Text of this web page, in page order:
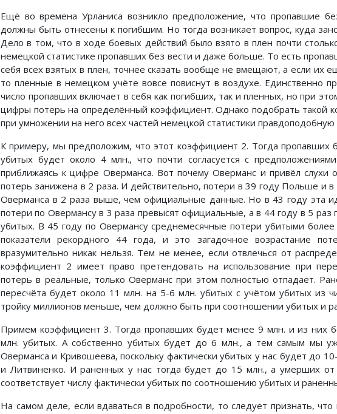
Ещё во времена Урланиса возникло предположение, что пропавшие
должны быть отнесены к погибшим. Но тогда возникает вопрос, куда
Дело в том, что в ходе боевых действий было взято в плен почти
немецкой статистике пропавших без вести и даже больше. То есть
себя всех взятых в плен, точнее сказать вообще не вмещают, а если их
то пленные в немецком учёте вовсе повиснут в воздухе. Единственно
число пропавших включает в себя как погибших, так и пленных, но при
цифры потерь на определённый коэффициент. Однако подобрать такой
при умножении на него всех частей немецкой статистики
К примеру, мы предположим, что этот коэффициент 2. Тогда пропавших
убитых будет около 4 млн., что почти согласуется с
приближаясь к цифре Оверманса. Вот почему Оверманс и привёл слухи
потерь занижена в 2 раза. И действительно, потери в 39 году Польше и
Оверманса в 2 раза выше, чем официальные данные. Но в 43 году эта
потери по Овермансу в 3 раза превысят официальные, а в 44 году в 5 раз
убитых. В 45 году по Овермансу среднемесячные потери убитыми
показатели рекордного 44 года, и это загадочное возрастание
вразумительно никак нельзя. Тем не менее, если отвлечься от
коэффициент 2 имеет право претендовать на использование при
потерь в реальные, только Оверманс при этом полностью отпадает.
пересчёта будет около 11 млн. на 5-6 млн. убитых с учётом убитых из
тройку миллионов меньше, чем должно быть при соотношении убитых и
Примем коэффициент 3. Тогда пропавших будет менее 9 млн. и из них
млн. убитых. А собственно убитых будет до 6 млн., а тем самым мы
Оверманса и Кривошеева, поскольку фактически убитых у нас будет до
и Литвиненко. И раненных у нас тогда будет до 15 млн., а умерших
соответствует числу фактически убитых по соотношению убитых и
На самом деле, если вдаваться в подробности, то следует признать, что